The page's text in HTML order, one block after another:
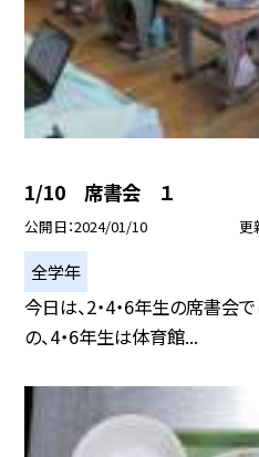
1/10 席書会 １
公開日 2024/01/10 更
全学年
今日は、2・4・6年生の席書会
の、4・6年生は体育館...